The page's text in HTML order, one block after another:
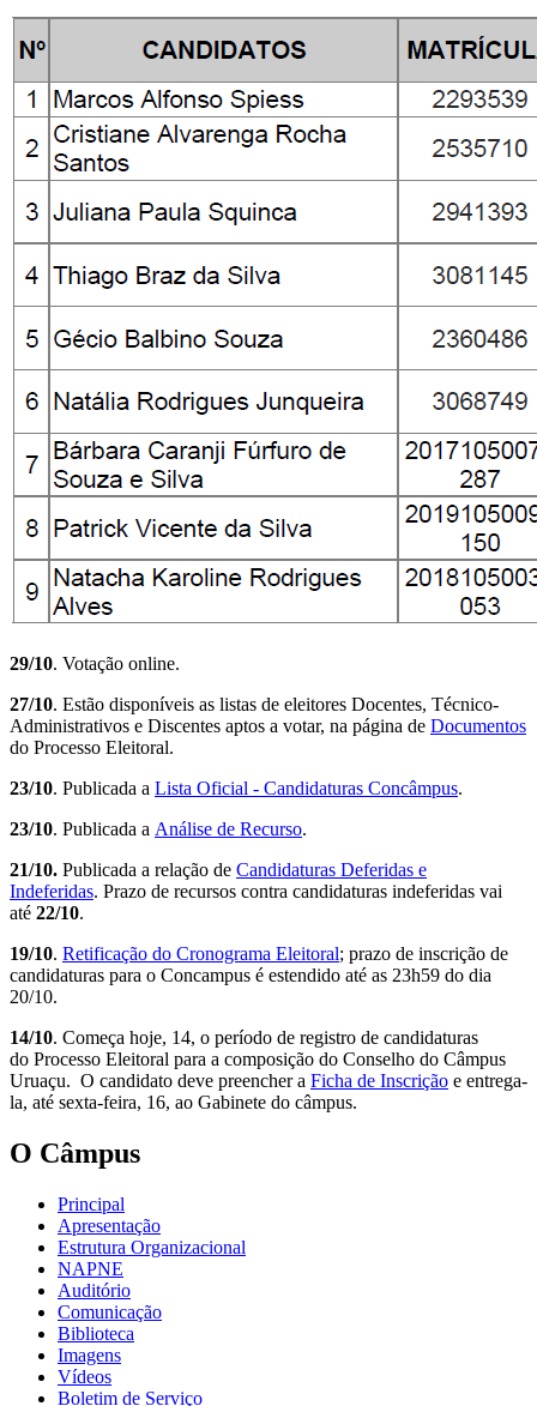
29/10. Votação online.
27/10. Estão disponíveis as listas de eleitores Docentes, Técnico-
Administrativos e Discentes aptos a votar, na página de Documentos
do Processo Eleitoral.
23/10. Publicada a Lista Oficial - Candidaturas Concâmpus.
23/10. Publicada a Análise de Recurso.
21/10. Publicada a relação de Candidaturas Deferidas e
Indeferidas. Prazo de recursos contra candidaturas indeferidas vai
até 22/10.
19/10. Retificação do Cronograma Eleitoral; prazo de inscrição de
candidaturas para o Concampus é estendido até as 23h59 do dia
20/10.
14/10. Começa hoje, 14, o período de registro de candidaturas
do Processo Eleitoral para a composição do Conselho do Câmpus
Uruaçu. O candidato deve preencher a Ficha de Inscrição e entrega-
la, até sexta-feira, 16, ao Gabinete do câmpus.
O Câmpus
Principal
Apresentação
Estrutura Organizacional
NAPNE
Auditório
Comunicação
Biblioteca
Imagens
Vídeos
Boletim de Serviço